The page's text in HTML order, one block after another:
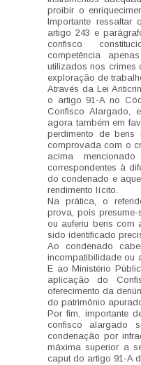
proibir o
Importante
artigo 243 e
confisco
competência
utilizados nos crimes
exploração de
Através da Lei
o artigo 91-A no
Confisco Alargado,
agora também em
perdimento de bens
comprovada com o
acima
correspondentes à
do condenado e
rendimento lícito.
Na prática, o
prova, pois
ou auferiu bens com
sido identificado
Ao condenado
incompatibilidade ou
E ao Ministério
aplicação do
oferecimento da
do patrimônio
Por fim, importante
confisco alargado
condenação por
máxima superior a
caput do artigo 91-A